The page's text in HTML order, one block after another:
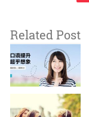
Related Post